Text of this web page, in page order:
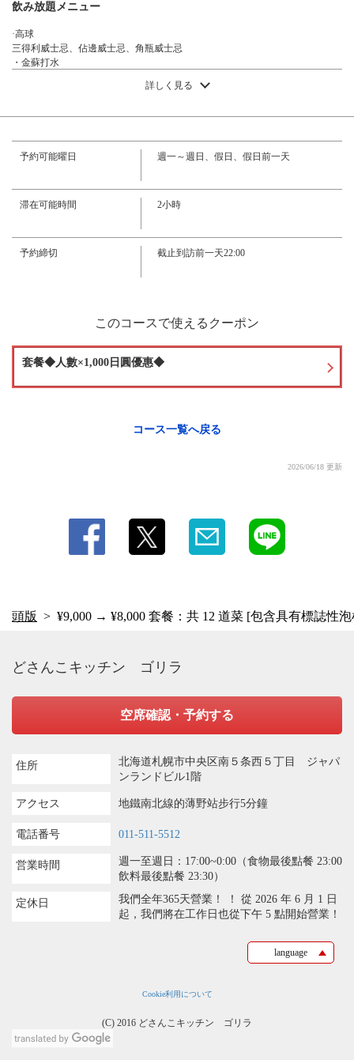
飲み放題メニュー
·高球
三得利威士忌、佔邊威士忌、角瓶威士忌
・金蘇打水
·酸
燒酒 Marika（加水或加冰塊）、JS（Marika x 蘇打水）、JO（Marika x 烏龍
茶）、JR（Marika x 綠茶）
• 紀州南高梅酒（加冰、加水或加蘇打水）
·燒酒
自製紅茶燒酒
栗葡萄汁、桃子氣泡飲、毛茸茸臍橙汁、浣熊橙汁、荔枝橙汁、荔枝葡萄汁、
正宗水果利口酒（加冰、加水或加蘇打水）
• 來自山形縣的法國梨利口酒、來自熊本縣的草莓利口酒、來自熊本縣的芒果利
口酒、來自熊本縣的漿果利口酒、來自北海道的哈斯卡普漿果利口酒、來自菲
律賓的香蕉利口酒、來自北海道的尼亞加拉葡萄利口酒
伊衛門綠茶、玉米茶、柳橙汁、西柚汁
詳しく見る
予約可能曜日 週一～週日、假日、假日前一天
滞在可能時間 2小時
予約締切 截止到訪前一天22:00
このコースで使えるクーポン
套餐◆人數×1,000日圓優惠◆
コース一覧へ戻る
2026/06/18 更新
頭版 ¥9,000 → ¥8,000 套餐：共 12 道菜 [包含具有標誌性
https://aim-gorira.owst.jp/courses/218607896
お店情報をコピー
閉じる
どさんこキッチン ゴリラ
空席確認・予約する
住所
北海道札幌市中央区南５条西５丁目 ジャパ
ンランドビル1階
アクセス 地鐵南北線的薄野站步行5分鐘
電話番号 011-511-5512
営業時間
週一至週日：17:00~0:00（食物最後點餐 23:00
飲料最後點餐 23:30）
定休日
我們全年365天營業！ ！ 從 2026 年 6 月 1 日
起，我們將在工作日也從下午 5 點開始營業！
language
Cookie利用について
(C) 2016 どさんこキッチン ゴリラ